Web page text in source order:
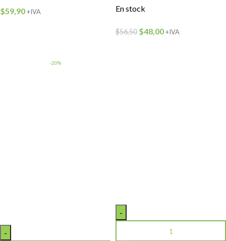
$59,90+IVA
En stock
$56,50 $48,00+IVA
-20%